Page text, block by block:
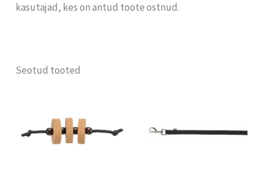
kasutajad, kes on antud toote ostnud.
Seotud tooted